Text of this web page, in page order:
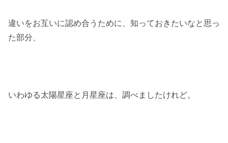
違いをお互いに認め合うために、知っておきたいなと思っ
た部分、
いわゆる太陽星座と月星座は、調べましたけれど。